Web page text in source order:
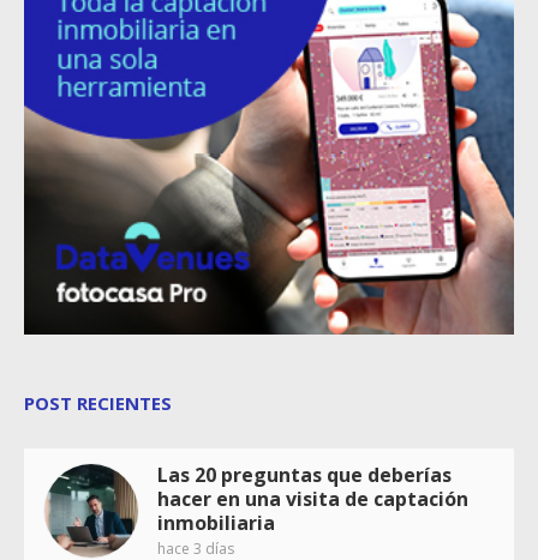
POST RECIENTES
Las 20 preguntas que deberías
hacer en una visita de captación
inmobiliaria
hace 3 días